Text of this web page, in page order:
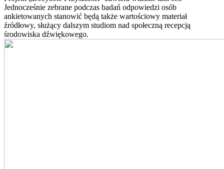
Jednocześnie zebrane podczas badań odpowiedzi osób
ankietowanych stanowić będą także wartościowy materiał
źródłowy, służący dalszym studiom nad społeczną recepcją
środowiska dźwiękowego.